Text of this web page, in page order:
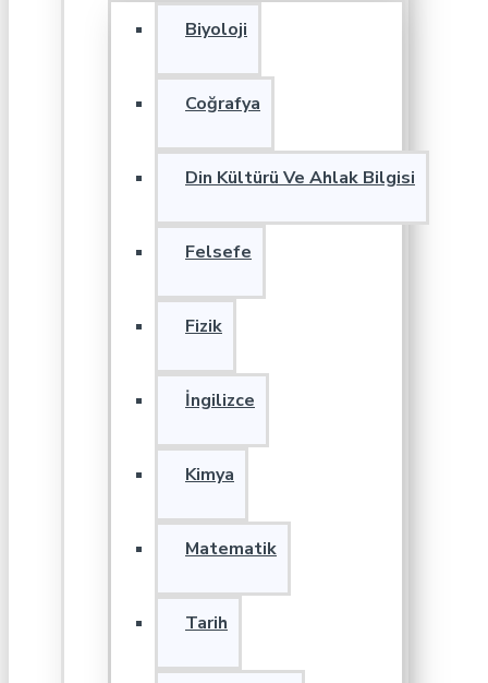
Biyoloji
Coğrafya
Din Kültürü Ve Ahlak Bilgisi
Felsefe
Fizik
İngilizce
Kimya
Matematik
Tarih